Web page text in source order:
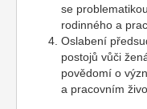
se
rodinného a
Oslabení
postojů vůči
povědomí o
a pracovním